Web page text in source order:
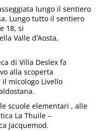
lungo il sentiero
Lungo tutto il sentiero
18, si
Valle d’Aosta,
di Villa Deslex fa
alla scoperta
micologo Livello
scuole elementari , alle
La Thuile –
Jacquemod.